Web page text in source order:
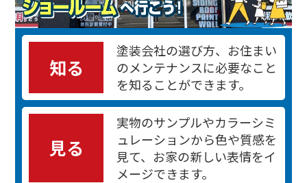
知る
塗装会社の選び方、お住まい
のメンテナンスに必要なこと
を知ることができます。
見る
実物のサンプルやカラーシミ
ュレーションから色や質感を
見て、お家の新しい表情をイ
メージできます。